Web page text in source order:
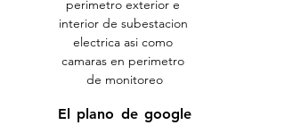
perimetro exterior e
interior de subestacion
electrica asi como
camaras en perimetro
de monitoreo
El plano de google